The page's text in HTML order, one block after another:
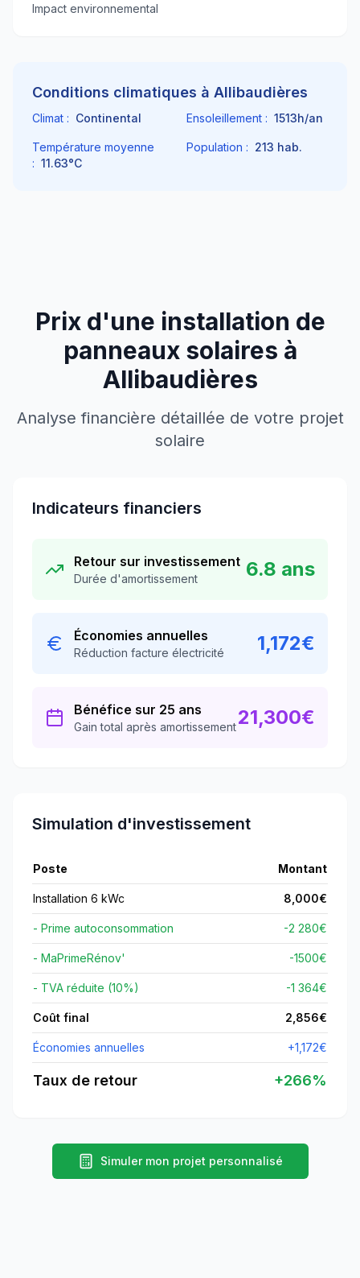
Impact environnemental
Conditions climatiques à Allibaudières
Climat : Continental Ensoleillement : 1513h/an
Température moyenne
: 11.63°C
Population : 213 hab.
Prix d'une installation de
panneaux solaires à
Allibaudières
Analyse financière détaillée de votre projet
solaire
Indicateurs financiers
Retour sur investissement
Durée d'amortissement 6.8 ans
Économies annuelles
Réduction facture électricité 1,172€
Bénéfice sur 25 ans
Gain total après amortissement21,300€
Simulation d'investissement
Poste Montant
Installation 6 kWc 8,000€
- Prime autoconsommation -2 280€
- MaPrimeRénov' -1500€
- TVA réduite (10%) -1 364€
Coût final 2,856€
Économies annuelles +1,172€
Taux de retour +266%
Simuler mon projet personnalisé